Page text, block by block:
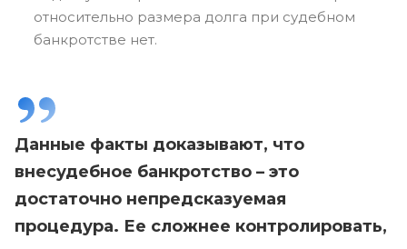
относительно размера долга при судебном
банкротстве нет.
Данные факты доказывают, что
внесудебное банкротство – это
достаточно непредсказуемая
процедура. Ее сложнее контролировать,